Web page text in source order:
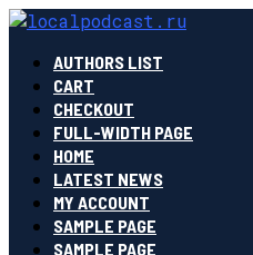
AUTHORS LIST
CART
CHECKOUT
FULL-WIDTH PAGE
HOME
LATEST NEWS
MY ACCOUNT
SAMPLE PAGE
SAMPLE PAGE